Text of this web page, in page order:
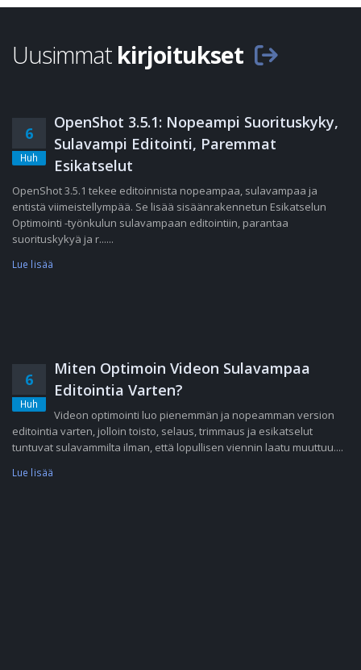
Uusimmat kirjoitukset
6
Huh
OpenShot 3.5.1: Nopeampi Suorituskyky,
Sulavampi Editointi, Paremmat
Esikatselut
OpenShot 3.5.1 tekee editoinnista nopeampaa, sulavampaa ja
entistä viimeistellympää. Se lisää sisäänrakennetun Esikatselun
Optimointi -työnkulun sulavampaan editointiin, parantaa
suorituskykyä ja r......
Lue lisää
6
Huh
Miten Optimoin Videon Sulavampaa
Editointia Varten?
Videon optimointi luo pienemmän ja nopeamman version
editointia varten, jolloin toisto, selaus, trimmaus ja esikatselut
tuntuvat sulavammilta ilman, että lopullisen viennin laatu muuttuu....
Lue lisää